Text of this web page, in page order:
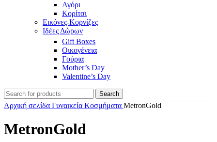
Αγόρι
Κορίτσι
Εικόνες-Κορνίζες
Ιδέες Δώρων
Gift Boxes
Οικογένεια
Γούρια
Mother’s Day
Valentine’s Day
Search
Αρχική σελίδα Γυναικεία Κοσμήματα MetronGold
MetronGold